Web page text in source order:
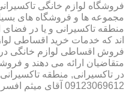
فروشگاه لوازم خانگی
مجموعه ها و فروشگاه های
منطقه تاکسیرانی و یا در فضای
اند که خدمات خرید اقساطی
فروش اقساطی لوازم خانگی در
متقاضیان ارائه می دهند و
در تاکسیرانی, منطقه
09123069612 آقای میثم افسری